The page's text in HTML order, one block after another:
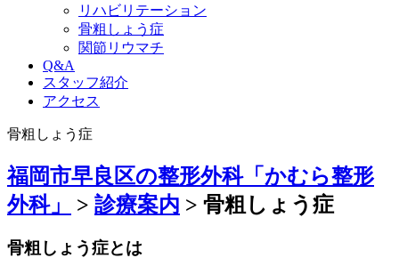
リハビリテーション
骨粗しょう症
関節リウマチ
Q&A
スタッフ紹介
アクセス
骨粗しょう症
福岡市早良区の整形外科「かむら整形
外科」
> 診療案内 > 骨粗しょう症
骨粗しょう症とは